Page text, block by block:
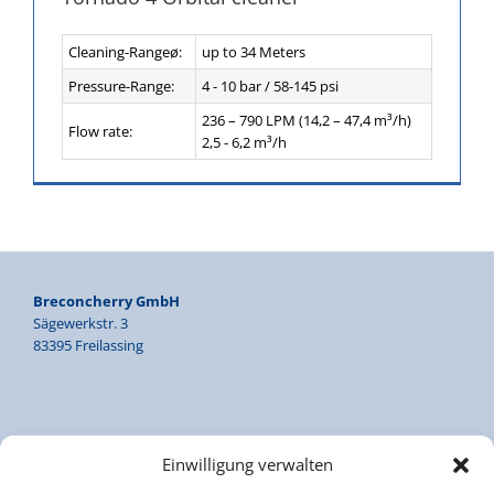
Einwilligung verwalten
Cleaning-Rangeø:
up to 34 Meters
Pressure-Range:
4 - 10 bar / 58-145 psi
Flow rate:
236 – 790 LPM (14,2 – 47,4 m³/h)
2,5 - 6,2 m³/h
Breconcherry GmbH
Sägewerkstr. 3
83395 Freilassing
Fax +49 8654 7783 47